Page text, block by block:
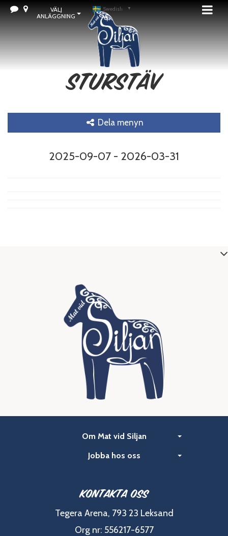
VÄLJ
ANLÄGGNING
Swedish ▼
Sturstäv
Dela menyn
2025-09-07 - 2026-03-31
Om Mat vid Siljan
Jobba hos oss
Kontakta oss
Tegera Arena, 793 23 Leksand
Org nr: 556217-6577